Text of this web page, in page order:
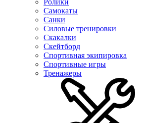
Ролики
Самокаты
Санки
Силовые тренировки
Скакалки
Скейтборд
Спортивная экипировка
Спортивные игры
Тренажеры